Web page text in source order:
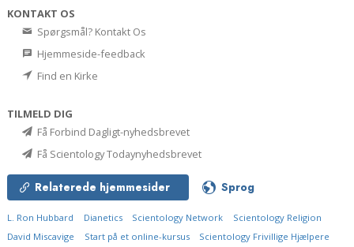
KONTAKT OS
Spørgsmål? Kontakt Os
Hjemmeside-feedback
Find en Kirke
TILMELD DIG
Få Forbind Dagligt-nyhedsbrevet
Få Scientology Todaynyhedsbrevet
Relaterede hjemmesider Sprog
L. Ron Hubbard Dianetics Scientology Network
Scientology Religion
David Miscavige
Start på et online-kursus Scientology Frivillige Hjælpere